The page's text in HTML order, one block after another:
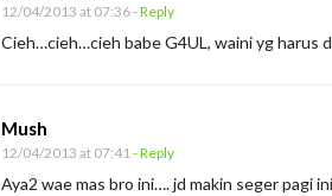
12/04/2013 at 07:36- Reply
Cieh…cieh…cieh babe G4UL, waini yg harus
Mush
12/04/2013 at 07:41- Reply
Aya2 wae mas bro ini…. jd makin seger pagi